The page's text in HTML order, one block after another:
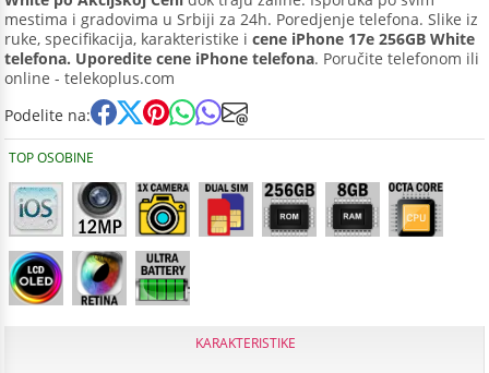
mestima i gradovima u Srbiji za 24h. Poredjenje telefona. Slike iz
ruke, specifikacija, karakteristike i cene iPhone 17e 256GB White
telefona. Uporedite cene iPhone telefona. Poručite telefonom ili
online - telekoplus.com
Podelite na:
TOP OSOBINE
KARAKTERISTIKE